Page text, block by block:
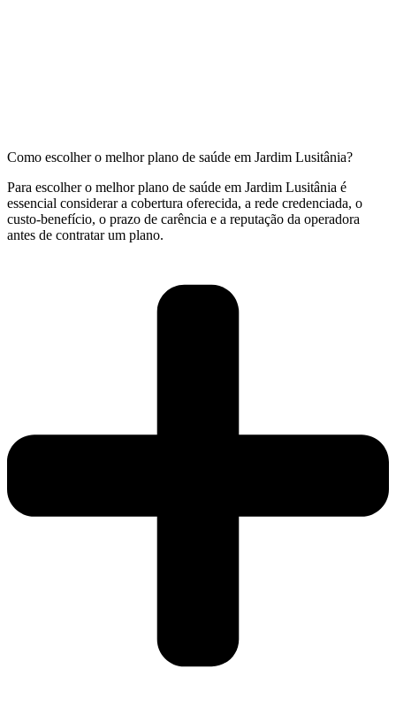
Como escolher o melhor plano de saúde em Jardim Lusitânia?
Para escolher o melhor plano de saúde em Jardim Lusitânia é
essencial considerar a cobertura oferecida, a rede credenciada, o
custo-benefício, o prazo de carência e a reputação da operadora
antes de contratar um plano.